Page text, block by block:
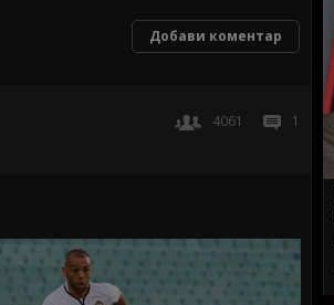
Добави коментар
4061 1